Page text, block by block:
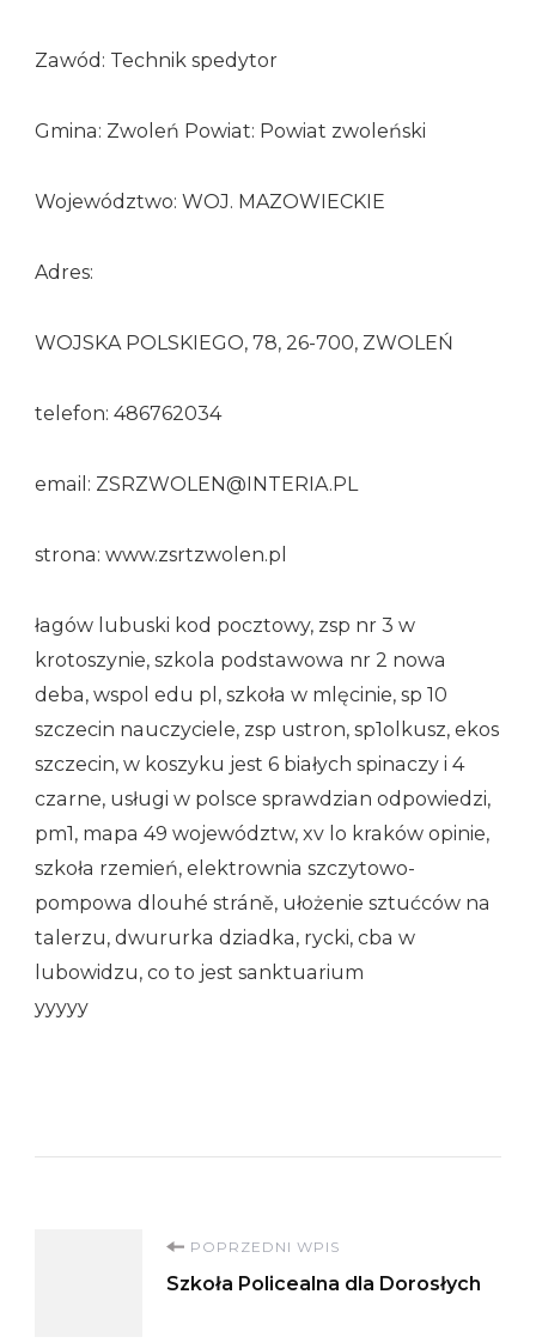
Zawód: Technik spedytor
Gmina: Zwoleń Powiat: Powiat zwoleński
Województwo: WOJ. MAZOWIECKIE
Adres:
WOJSKA POLSKIEGO, 78, 26-700, ZWOLEŃ
telefon: 486762034
email: ZSRZWOLEN@INTERIA.PL
strona: www.zsrtzwolen.pl
łagów lubuski kod pocztowy, zsp nr 3 w
krotoszynie, szkola podstawowa nr 2 nowa
deba, wspol edu pl, szkoła w mlęcinie, sp 10
szczecin nauczyciele, zsp ustron, sp1olkusz, ekos
szczecin, w koszyku jest 6 białych spinaczy i 4
czarne, usługi w polsce sprawdzian odpowiedzi,
pm1, mapa 49 województw, xv lo kraków opinie,
szkoła rzemień, elektrownia szczytowo-
pompowa dlouhé stráně, ułożenie sztućców na
talerzu, dwururka dziadka, rycki, cba w
lubowidzu, co to jest sanktuarium
yyyyy
Nawigacja
POPRZEDNI WPIS
Szkoła Policealna dla Dorosłych